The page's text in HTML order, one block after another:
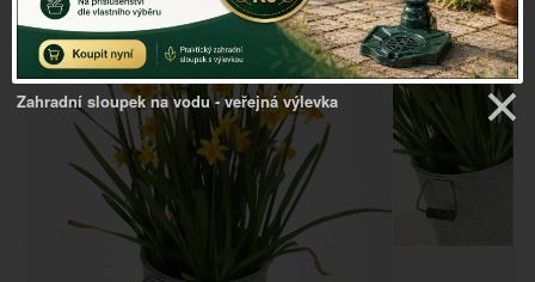
Zahradní sloupek na vodu - veřejná výlevka